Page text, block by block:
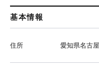
基本情報
住所 愛知県名古